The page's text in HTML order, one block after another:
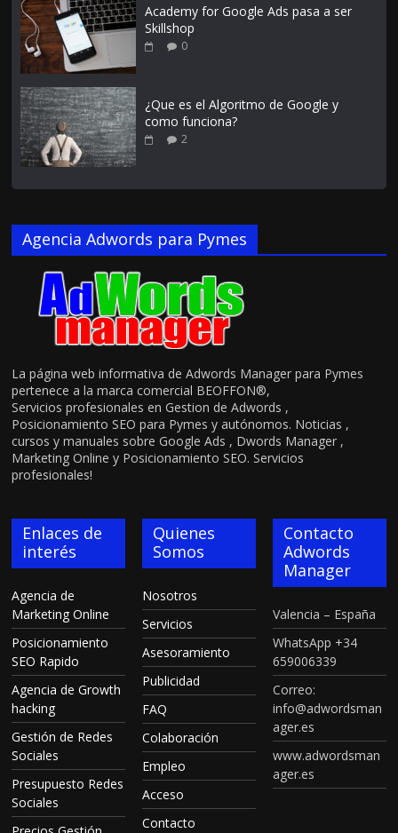
Academy for Google Ads pasa a ser
Skillshop
0
¿Que es el Algoritmo de Google y
como funciona?
2
Agencia Adwords para Pymes
La página web informativa de Adwords Manager para Pymes
pertenece a la marca comercial BEOFFON®,
Servicios profesionales en Gestion de Adwords ,
Posicionamiento SEO para Pymes y autónomos. Noticias ,
cursos y manuales sobre Google Ads , Dwords Manager ,
Marketing Online y Posicionamiento SEO. Servicios
profesionales!
Enlaces de
interés
Agencia de
Marketing Online
Posicionamiento
SEO Rapido
Agencia de Growth
hacking
Gestión de Redes
Sociales
Presupuesto Redes
Sociales
Quienes
Somos
Nosotros
Servicios
Asesoramiento
Publicidad
FAQ
Colaboración
Empleo
Acceso
Contacto
Contacto
Adwords
Manager
Valencia – España
WhatsApp +34
659006339
Correo:
info@adwordsman
ager.es
www.adwordsman
ager.es